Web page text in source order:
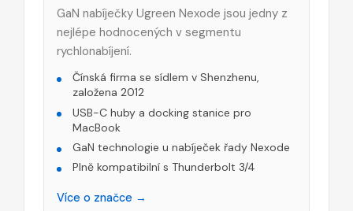
GaN nabíječky Ugreen Nexode jsou jedny z
nejlépe hodnocených v segmentu
rychlonabíjení.
Čínská firma se sídlem v Shenzhenu,
založena 2012
USB-C huby a docking stanice pro
MacBook
GaN technologie u nabíječek řady Nexode
Plně kompatibilní s Thunderbolt 3/4
Více o značce →